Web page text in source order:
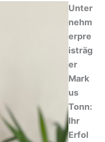
Unter
nehm
erpre
isträg
er
Mark
us
Tonn:
Ihr
Erfol